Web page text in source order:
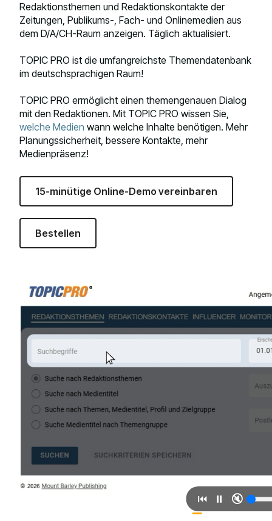
Redaktionsthemen und Redaktionskontakte der
Zeitungen, Publikums-, Fach- und Onlinemedien aus
dem D/A/CH-Raum anzeigen. Täglich aktualisiert.
TOPIC PRO ist die umfangreichste Themendatenbank
im deutschsprachigen Raum!
TOPIC PRO ermöglicht einen themengenauen Dialog
mit den Redaktionen. Mit TOPIC PRO wissen Sie,
welche Medien wann welche Inhalte benötigen. Mehr
Planungssicherheit, bessere Kontakte, mehr
Medienpräsenz!
15-minütige Online-Demo vereinbaren
Bestellen
⏮ ⏸ 🔇